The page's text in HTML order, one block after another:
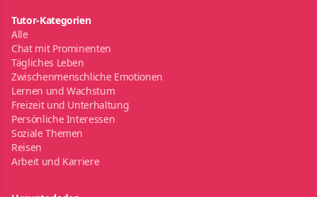
Tutor-Kategorien
Alle
Chat mit Prominenten
Tägliches Leben
Zwischenmenschliche Emotionen
Lernen und Wachstum
Freizeit und Unterhaltung
Persönliche Interessen
Soziale Themen
Reisen
Arbeit und Karriere